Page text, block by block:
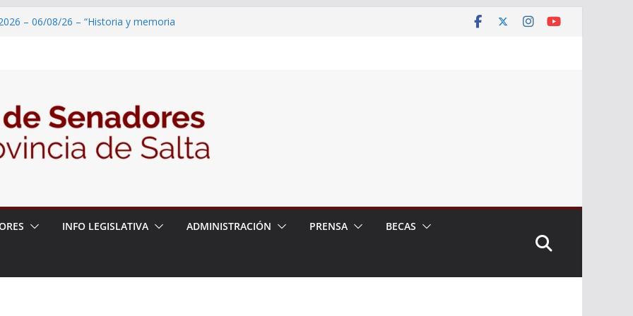
Secundaria, Puente de Unión
– 06/08/26 – Presentación del libro
del Dr. Víctor Alfredo Frías
INFO LEGISLATIVA ADMINISTRACIÓN PRENSA BECAS